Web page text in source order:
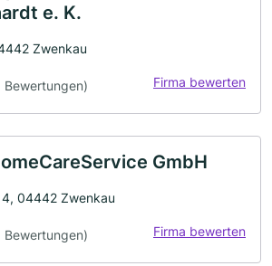
e. K.
Zwenkau
Bewertungen) Firma bewerten
GmbH
04442 Zwenkau
Bewertungen) Firma bewerten